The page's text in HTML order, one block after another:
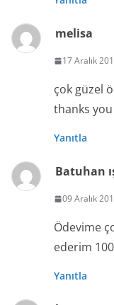
melisa
17 Aralık
çok güzel
thanks you
Yanıtla
Batuhan
09 Aralık
Ödevime
ederim
Yanıtla